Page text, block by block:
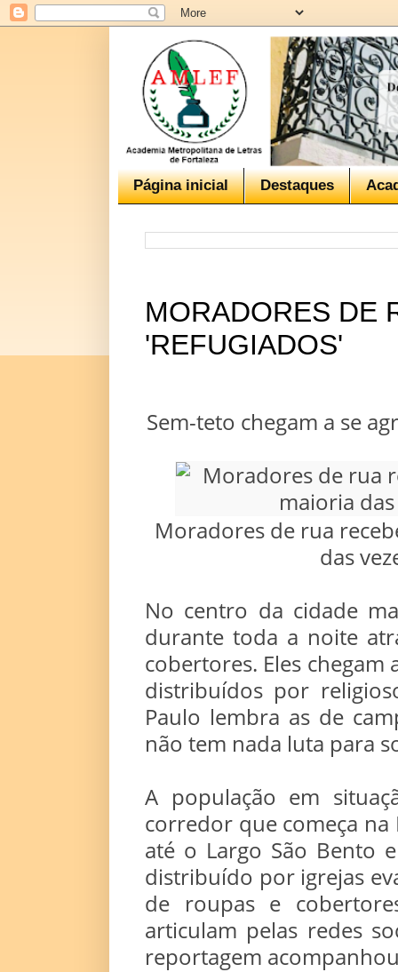
Página inicial Destaques
MORADORES DE
'REFUGIADOS'
Sem-teto chegam a se
Moradores de rua
das
No centro da cidade
durante toda a noite
cobertores. Eles
distribuídos por
Paulo lembra as de
não tem nada luta para
A população em
corredor que começa na
até o Largo São Bento
distribuído por igrejas
de roupas e
articulam pelas redes
reportagem